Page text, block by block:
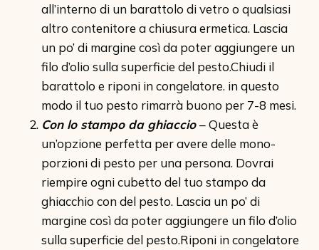
all’interno di un barattolo di vetro o qualsiasi
altro contenitore a chiusura ermetica. Lascia
un po’ di margine così da poter aggiungere un
filo d’olio sulla superficie del pesto.Chiudi il
barattolo e riponi in congelatore. in questo
modo il tuo pesto rimarrà buono per 7-8 mesi.
Con lo stampo da ghiaccio – Questa è
un’opzione perfetta per avere delle mono-
porzioni di pesto per una persona. Dovrai
riempire ogni cubetto del tuo stampo da
ghiacchio con del pesto. Lascia un po’ di
margine così da poter aggiungere un filo d’olio
sulla superficie del pesto.Riponi in congelatore